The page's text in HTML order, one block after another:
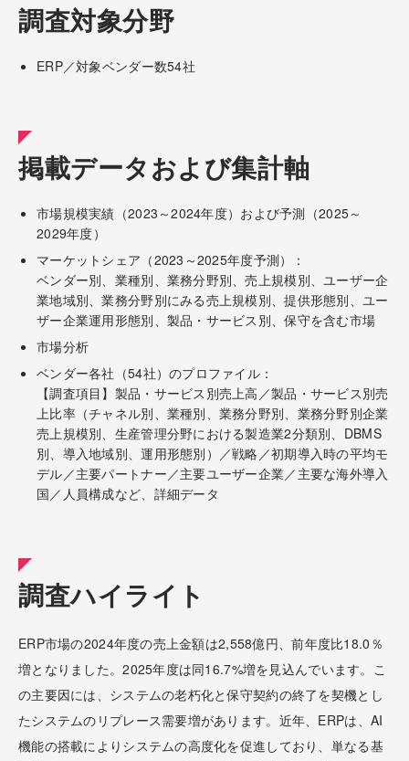
調査対象分野
ERP／対象ベンダー数54社
掲載データおよび集計軸
市場規模実績（2023～2024年度）および予測（2025～
2029年度）
マーケットシェア（2023～2025年度予測）：
ベンダー別、業種別、業務分野別、売上規模別、ユーザー企
業地域別、業務分野別にみる売上規模別、提供形態別、ユー
ザー企業運用形態別、製品・サービス別、保守を含む市場
市場分析
ベンダー各社（54社）のプロファイル：
【調査項目】製品・サービス別売上高／製品・サービス別売
上比率（チャネル別、業種別、業務分野別、業務分野別企業
売上規模別、生産管理分野における製造業2分類別、DBMS
別、導入地域別、運用形態別）／戦略／初期導入時の平均モ
デル／主要パートナー／主要ユーザー企業／主要な海外導入
国／人員構成など、詳細データ
調査ハイライト
ERP市場の2024年度の売上金額は2,558億円、前年度比18.0％
増となりました。2025年度は同16.7%増を見込んでいます。こ
の主要因には、システムの老朽化と保守契約の終了を契機とし
たシステムのリプレース需要増があります。近年、ERPは、AI
機能の搭載によりシステムの高度化を促進しており、単なる基